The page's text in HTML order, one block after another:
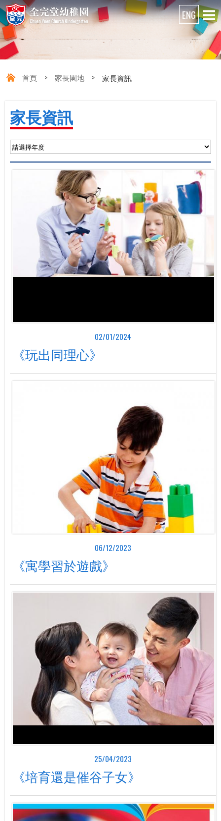
首頁 > 家長園地 > 家長資訊
家長資訊
02/01/2024
《玩出同理心》
06/12/2023
《寓學習於遊戲》
25/04/2023
《培育還是催谷子女》